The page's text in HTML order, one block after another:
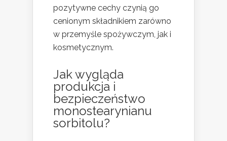
pozytywne cechy czynią go
cenionym składnikiem zarówno
w przemyśle spożywczym, jak i
kosmetycznym.
Jak wygląda
produkcja i
bezpieczeństwo
monostearynianu
sorbitolu?